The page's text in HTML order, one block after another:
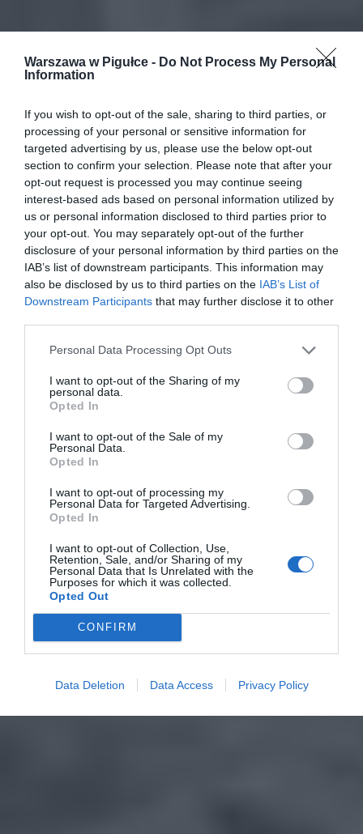
Warszawa w Pigułce - Do Not Process My Personal
Information
If you wish to opt-out of the sale, sharing to third parties, or
processing of your personal or sensitive information for
targeted advertising by us, please use the below opt-out
section to confirm your selection. Please note that after your
opt-out request is processed you may continue seeing
interest-based ads based on personal information utilized by
us or personal information disclosed to third parties prior to
your opt-out. You may separately opt-out of the further
disclosure of your personal information by third parties on the
IAB’s list of downstream participants. This information may
also be disclosed by us to third parties on the IAB’s List of
Downstream Participants that may further disclose it to other
Personal Data Processing Opt Outs
I want to opt-out of the Sharing of my
personal data.
Opted In
I want to opt-out of the Sale of my
Personal Data.
Opted In
I want to opt-out of processing my
Personal Data for Targeted Advertising.
Opted In
I want to opt-out of Collection, Use,
Retention, Sale, and/or Sharing of my
Personal Data that Is Unrelated with the
Purposes for which it was collected.
Opted Out
CONFIRM
Data Deletion Data Access Privacy Policy